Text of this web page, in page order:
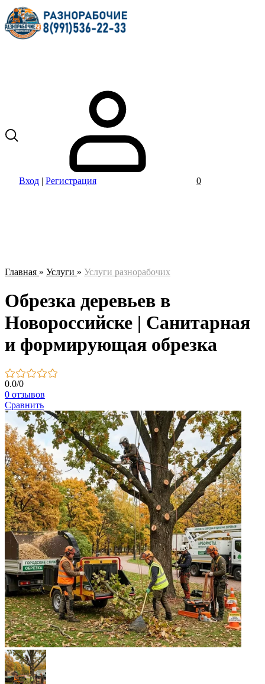
Вход | Регистрация 0
Главная » Услуги » Услуги разнорабочих
Обрезка деревьев в
Новороссийске | Санитарная
и формирующая обрезка
0.0/0
0 отзывов
Сравнить